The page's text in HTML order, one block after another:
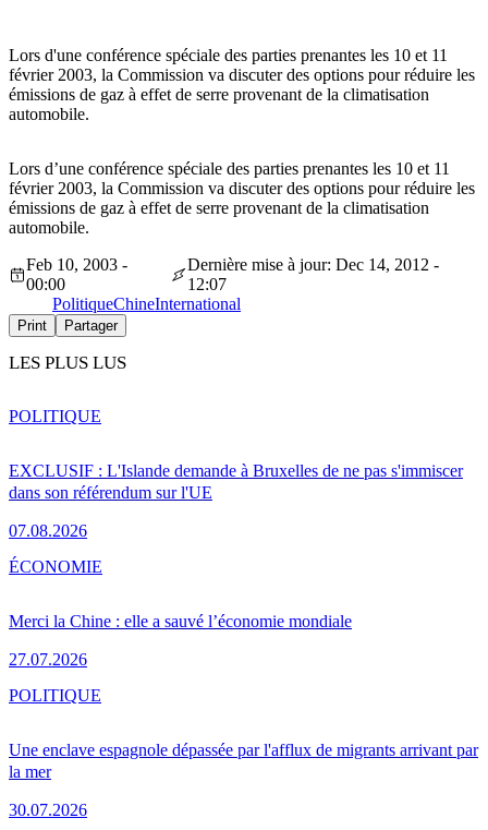
Lors d'une conférence spéciale des parties prenantes les 10 et 11
février 2003, la Commission va discuter des options pour réduire les
émissions de gaz à effet de serre provenant de la climatisation
automobile.
Lors d’une conférence spéciale des parties prenantes les 10 et 11
février 2003, la Commission va discuter des options pour réduire les
émissions de gaz à effet de serre provenant de la climatisation
automobile.
Feb 10, 2003 -
00:00
Dernière mise à jour: Dec 14, 2012 -
12:07
PolitiqueChineInternational
Print Partager
LES PLUS LUS
EXCLUSIF : L'Islande demande à Bruxelles de ne pas s'immiscer
dans son référendum sur l'UE
07.08.2026
POLITIQUE
Merci la Chine : elle a sauvé l’économie mondiale
27.07.2026
ÉCONOMIE
Une enclave espagnole dépassée par l'afflux de migrants arrivant par
la mer
30.07.2026
POLITIQUE